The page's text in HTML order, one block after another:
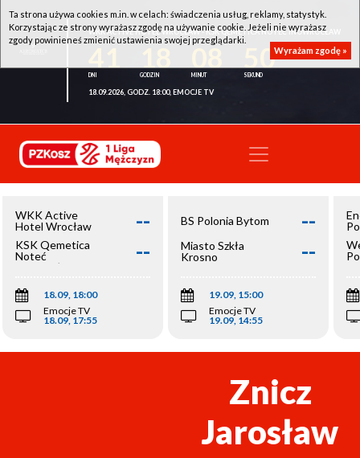
WKK ACTIVE HOTEL WROCŁAW - KSK QEMETICA NOTEĆ INOWROCŁAW
50
18.09.2026, GODZ. 18:00, EMOCJE TV
WKK Active
Hotel Wrocław
--
KSK Qemetica
Noteć
Inowrocław
--
18.09, 18:00
Emocje TV
18.09, 17:55
BS Polonia Bytom --
Miasto Szkła
Krosno
--
19.09, 15:00
Emocje TV
19.09, 14:55
Znicz
Jarosław
Ta strona używa cookies m.in. w celach: świadczenia usług, reklamy, statystyk.
Korzystając ze strony wyrażasz zgodę na używanie cookie. Jeżeli nie wyrażasz
zgody powinieneś zmienić ustawienia swojej przeglądarki.
Wyrażam zgodę »